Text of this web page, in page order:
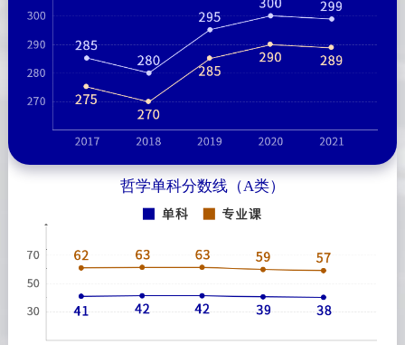
哲学单科分数线（A类）